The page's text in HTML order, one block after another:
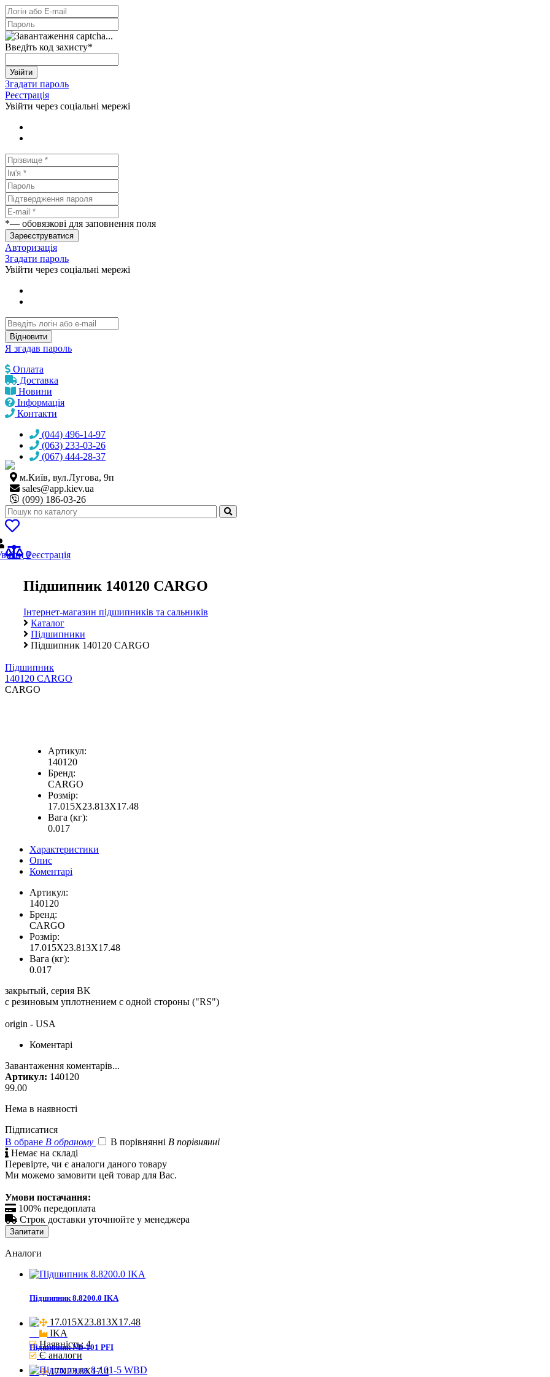
Введіть код захисту*
Увійти
Згадати пароль
Реєстрація
Увійти через соціальні мережі
*— обовязкові для заповнення поля
Зареєструватися
Авторизація
Згадати пароль
Увійти через соціальні мережі
Відновити
Я згадав пароль
Оплата
Доставка
Новини
Інформація
Контакти
(044) 496-14-97
(063) 233-03-26
(067) 444-28-37
м.Київ, вул.Лугова, 9п
sales@app.kiev.ua
(099) 186-03-26
0
Реєстрація
Підшипник 140120 CARGO
Інтернет-магазин підшипників та сальників
Каталог
Підшипники
Підшипник 140120 CARGO
Підшипник
140120 CARGO
CARGO
Артикул:
140120
Бренд:
CARGO
Розмір:
17.015X23.813X17.48
Вага (кг):
0.017
Характеристики
Опис
Коментарі
Артикул:
140120
Бренд:
CARGO
Розмір:
17.015X23.813X17.48
Вага (кг):
0.017
закрытый, серия BK
с резиновым уплотнением с одной стороны ("RS")
origin - USA
Коментарі
Завантаження коментарів...
Артикул: 140120
99.00
Нема в наявності
Підписатися
В обране В обраному В порівнянні В порівнянні
 Немає на складі
Перевірте, чи є аналоги даного товару
Ми можемо замовити цей товар для Вас.
Умови постачання:
 100% передоплата
 Строк доставки уточнюйте у менеджера
Запитати
Аналоги
Підшипник 8.8200.0 IKA
17.015X23.813X17.48
IKA
Наявність: 4
Є аналоги
Підшипник NB-101 PFI
17X23.8X17.4